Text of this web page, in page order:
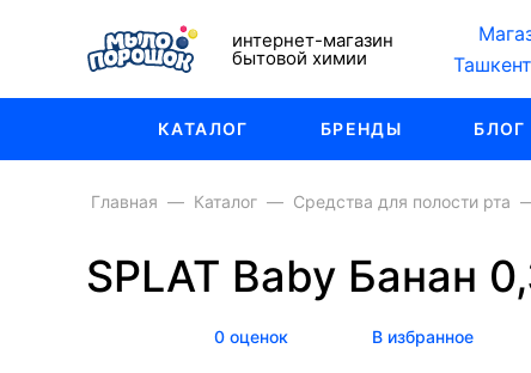
интернет-магазин
бытовой химии
КАТАЛОГ БРЕНДЫ БЛОГ
Главная Каталог Средства для полости рта
SPLAT Baby Банан
0 оценок В избранное